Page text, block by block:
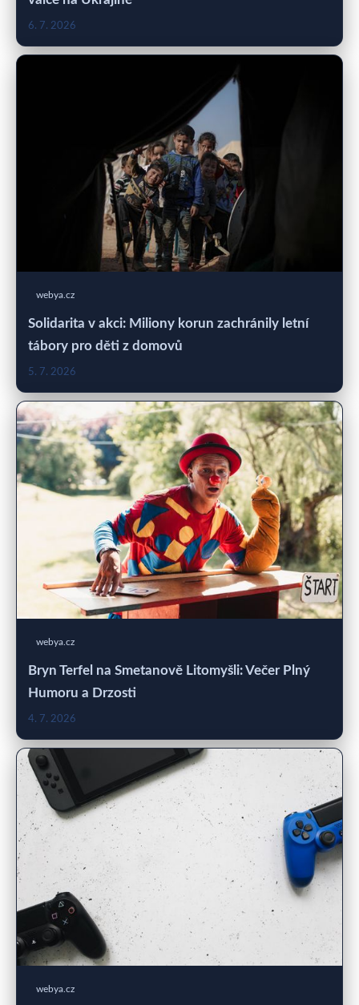
6. 7. 2026
webya.cz
Solidarita v akci: Miliony korun zachránily letní
tábory pro děti z domovů
5. 7. 2026
webya.cz
Bryn Terfel na Smetanově Litomyšli: Večer Plný
Humoru a Drzosti
4. 7. 2026
webya.cz